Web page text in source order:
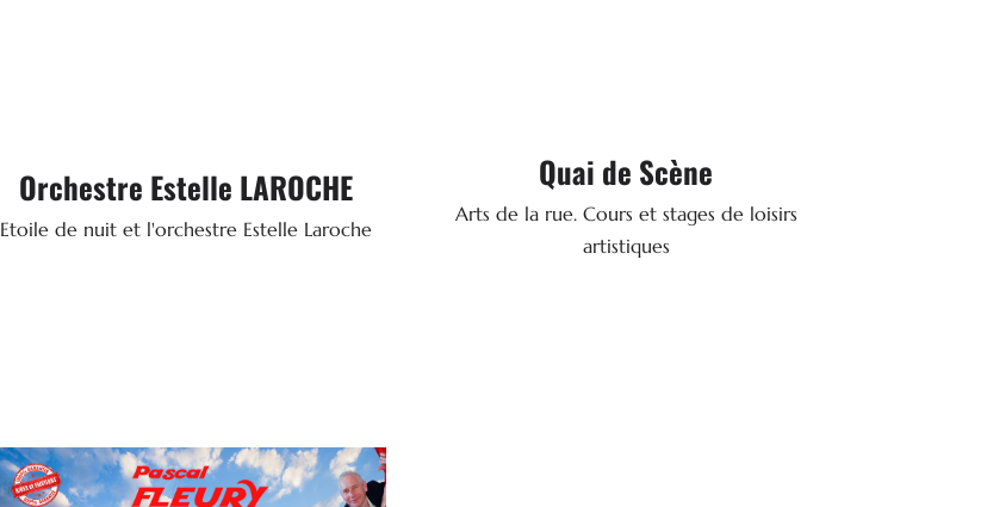
Orchestre Estelle LAROCHE
Etoile de nuit et l'orchestre Estelle Laroche
Orchestre
41360 SAVIGNY-SUR-BRAYE
Quai de Scène
Arts de la rue. Cours et stages de loisirs
artistiques
Arts de la rue
74 bis, Quai Amiral Lalande - 72000 LE
MANS
: 06 40 60 12 71